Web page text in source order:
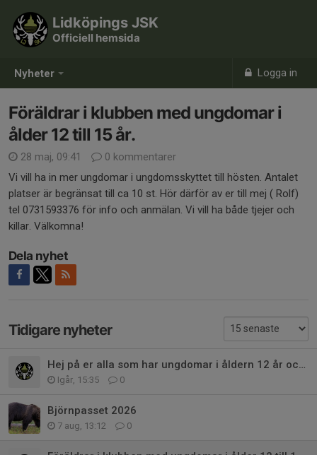
Nyheter Logga in
Lidköpings JSK
Officiell hemsida
Föräldrar i klubben med ungdomar i
ålder 12 till 15 år.
28 maj, 09:41
0 kommentarer
Vi vill ha in mer ungdomar i ungdomsskyttet till hösten. Antalet
platser är begränsat till ca 10 st. Hör därför av er till mej ( Rolf)
tel 0731593376 för info och anmälan. Vi vill ha både tjejer och
killar. Välkomna!
Dela nyhet
Tidigare nyheter
Hej på er alla som har ungdomar i åldern 12 år och uppåt.
Igår, 15:35 0
Björnpasset 2026
7 aug, 13:12 0